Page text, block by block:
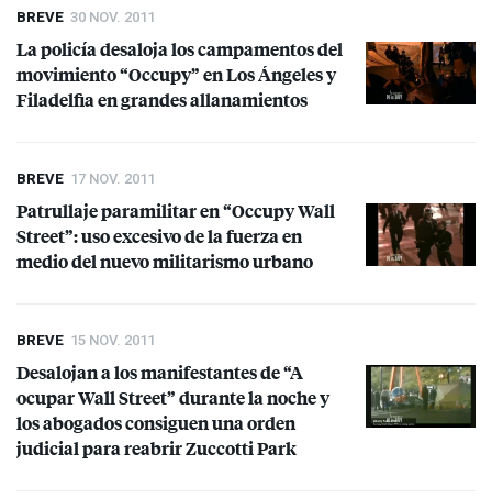
BREVE 30 NOV. 2011
La policía desaloja los campamentos del
movimiento “Occupy” en Los Ángeles y
Filadelfia en grandes allanamientos
BREVE 17 NOV. 2011
Patrullaje paramilitar en “Occupy Wall
Street”: uso excesivo de la fuerza en
medio del nuevo militarismo urbano
BREVE 15 NOV. 2011
Desalojan a los manifestantes de “A
ocupar Wall Street” durante la noche y
los abogados consiguen una orden
judicial para reabrir Zuccotti Park